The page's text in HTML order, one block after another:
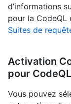
d’informations
pour la
Suites de
Activation
pour CodeQL
Vous pouvez